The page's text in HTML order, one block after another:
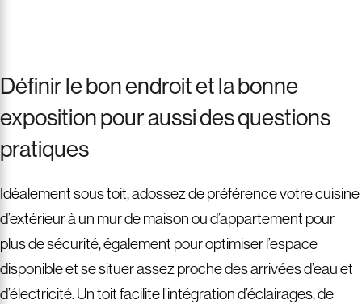
Définir le bon endroit et la bonne
exposition pour aussi des questions
pratiques
Idéalement sous toit, adossez de préférence votre cuisine
d’extérieur à un mur de maison ou d’appartement pour
plus de sécurité, également pour optimiser l’espace
disponible et se situer assez proche des arrivées d’eau et
d’électricité. Un toit facilite l’intégration d’éclairages, de